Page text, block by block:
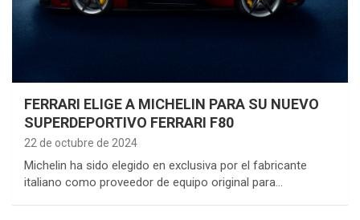
FERRARI ELIGE A MICHELIN PARA SU NUEVO
SUPERDEPORTIVO FERRARI F80
22 de octubre de 2024
Michelin ha sido elegido en exclusiva por el fabricante
italiano como proveedor de equipo original para…